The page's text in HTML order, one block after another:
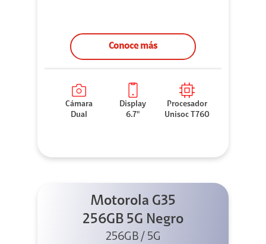
Conoce más
Cámara
Dual
Display
6.7"
Procesador
Unisoc T760
Motorola G35
256GB 5G Negro
256GB / 5G